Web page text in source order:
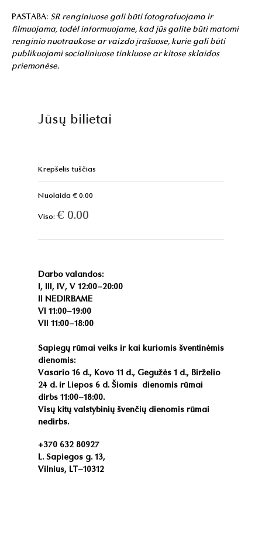
PASTABA: SR renginiuose gali būti fotografuojama ir
filmuojama, todėl informuojame, kad jūs galite būti matomi
renginio nuotraukose ar vaizdo įrašuose, kurie gali būti
publikuojami socialiniuose tinkluose ar kitose sklaidos
priemonėse.
Jūsų bilietai
Krepšelis tuščias
Nuolaida € 0.00
Viso: € 0.00
Darbo valandos:
I, III, IV, V 12:00–20:00
II NEDIRBAME
VI 11:00–19:00
VII 11:00–18:00
Sapiegų rūmai veiks ir kai kuriomis šventinėmis
dienomis:
Vasario 16 d., Kovo 11 d., Gegužės 1 d., Birželio
24 d. ir Liepos 6 d. Šiomis dienomis rūmai
dirbs 11:00–18:00.
Visų kitų valstybinių švenčių dienomis rūmai
nedirbs.
+370 632 80927
L. Sapiegos g. 13,
Vilnius, LT–10312